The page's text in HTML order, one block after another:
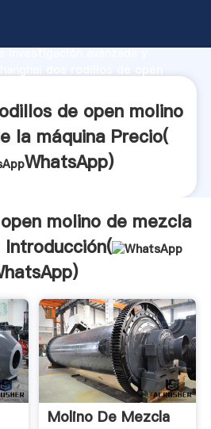
investigación avanzada y
a todos los clientes.
de open molino
la máquina Precio(
WhatsApp)
molino de mezcla
)
Molino De Mezcla